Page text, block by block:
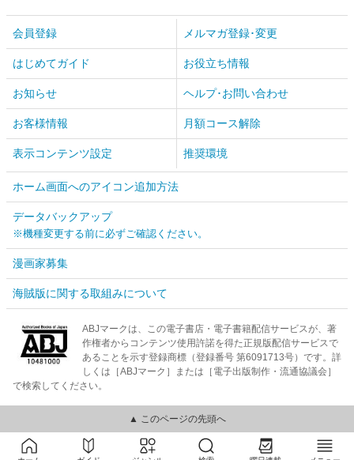
会員登録 メルマガ登録･変更
はじめてガイド お役立ち情報
お知らせ ヘルプ･お問い合わせ
お客様情報 月額コース解除
表示コンテンツ設定 推奨環境
ホーム画面へのアイコン追加方法
データバックアップ
※機種変更する前に必ずご確認ください。
漫画家募集
海賊版に関する取組みについて
ABJマークは、この電子書店・電子書籍配信サービスが、著
作権者からコンテンツ使用許諾を得た正規版配信サービスで
あることを示す登録商標（登録番号 第6091713号）です。詳
しくは［ABJマーク］または［電子出版制作・流通協議会］
で検索してください。
▲ このページの先頭へ